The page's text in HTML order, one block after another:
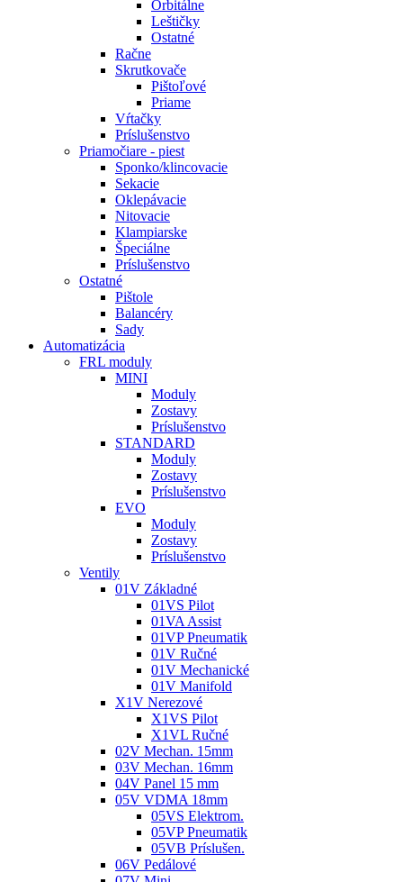
Orbitálne
Leštičky
Ostatné
Račne
Skrutkovače
Pištoľové
Priame
Vŕtačky
Príslušenstvo
Priamočiare - piest
Sponko/klincovacie
Sekacie
Oklepávacie
Nitovacie
Klampiarske
Špeciálne
Príslušenstvo
Ostatné
Pištole
Balancéry
Sady
Automatizácia
FRL moduly
MINI
Moduly
Zostavy
Príslušenstvo
STANDARD
Moduly
Zostavy
Príslušenstvo
EVO
Moduly
Zostavy
Príslušenstvo
Ventily
01V Základné
01VS Pilot
01VA Assist
01VP Pneumatik
01V Ručné
01V Mechanické
01V Manifold
X1V Nerezové
X1VS Pilot
X1VL Ručné
02V Mechan. 15mm
03V Mechan. 16mm
04V Panel 15 mm
05V VDMA 18mm
05VS Elektrom.
05VP Pneumatik
05VB Príslušen.
06V Pedálové